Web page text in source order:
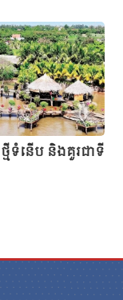
ទំនើប និងគួរជាទី